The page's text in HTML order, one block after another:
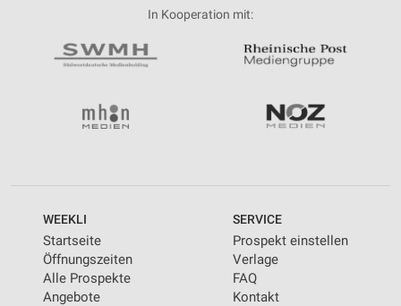
In Kooperation mit:
WEEKLI
Startseite
Öffnungszeiten
Alle Prospekte
Angebote
SERVICE
Prospekt einstellen
Verlage
FAQ
Kontakt